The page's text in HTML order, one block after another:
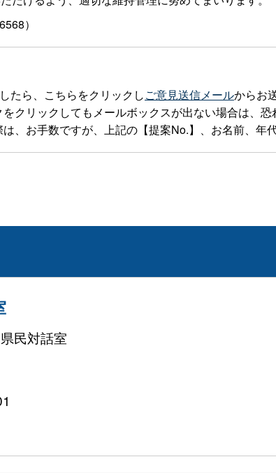
）
たら、こちらをクリックしご意見送信メールからお
クリックしてもメールボックスが出ない場合は、
、お手数ですが、上記の【提案No.】、お名前、年
民対話室